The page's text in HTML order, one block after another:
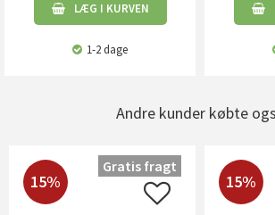
LÆG I KURVEN
1-2 dage
Andre kunder købte
15%
Gratis fragt
15%